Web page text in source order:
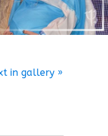
in gallery »